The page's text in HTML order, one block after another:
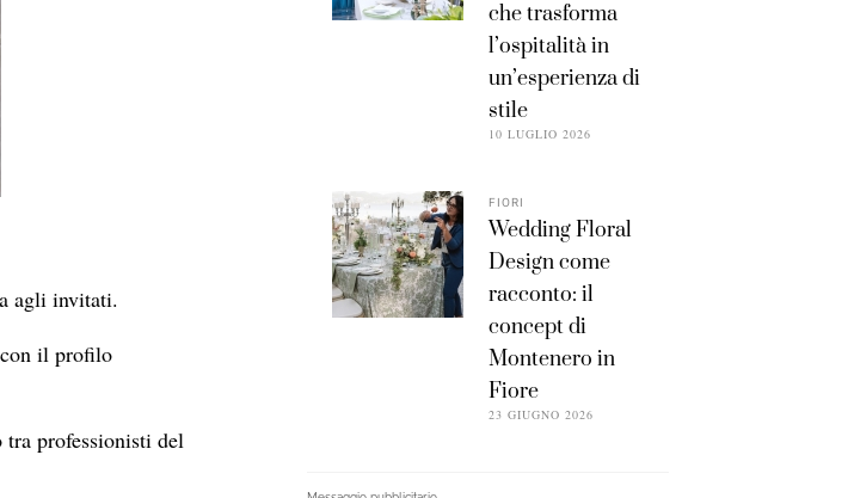
agli invitati.
con il profilo
tra professionisti del
che trasforma
l’ospitalità in
un’esperienza di
stile
10 LUGLIO 2026
FIORI
Wedding Floral
Design come
racconto: il
concept di
Montenero in
Fiore
23 GIUGNO 2026